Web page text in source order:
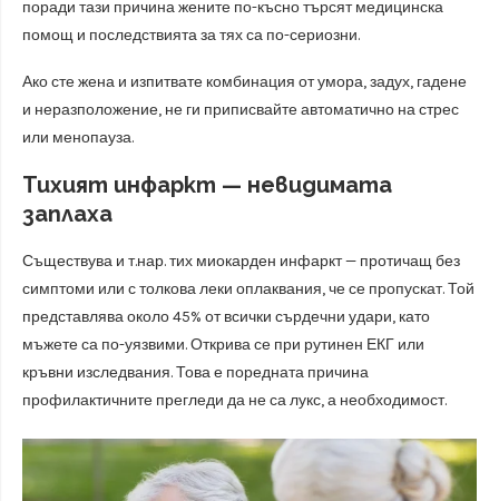
поради тази причина жените по-късно търсят медицинска
помощ и последствията за тях са по-сериозни.
Ако сте жена и изпитвате комбинация от умора, задух, гадене
и неразположение, не ги приписвайте автоматично на стрес
или менопауза.
Тихият инфаркт — невидимата
заплаха
Съществува и т.нар. тих миокарден инфаркт — протичащ без
симптоми или с толкова леки оплаквания, че се пропускат. Той
представлява около 45% от всички сърдечни удари, като
мъжете са по-уязвими. Открива се при рутинен ЕКГ или
кръвни изследвания. Това е поредната причина
профилактичните прегледи да не са лукс, а необходимост.